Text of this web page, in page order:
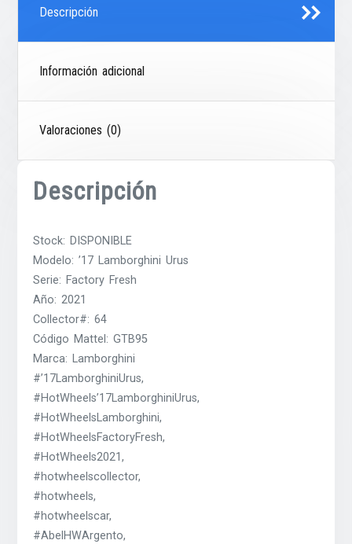
Descripción
Información adicional
Valoraciones (0)
Descripción
Stock: DISPONIBLE
Modelo: ’17 Lamborghini Urus
Serie: Factory Fresh
Año: 2021
Collector#: 64
Código Mattel: GTB95
Marca: Lamborghini
#’17LamborghiniUrus,
#HotWheels’17LamborghiniUrus,
#HotWheelsLamborghini,
#HotWheelsFactoryFresh,
#HotWheels2021,
#hotwheelscollector,
#hotwheels,
#hotwheelscar,
#AbelHWArgento,